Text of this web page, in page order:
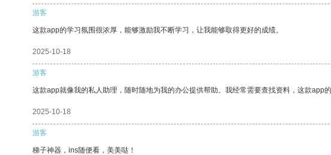
游客
这款app的学习氛围很浓厚，能够激励我不断学习，让我能够取得更好的成绩。
2025-10-18
游客
这款app就像我的私人助理，随时随地为我的办公提供帮助。我经常需要查找资料，这款app
2025-10-18
游客
梯子神器，ins随便看，美美哒！